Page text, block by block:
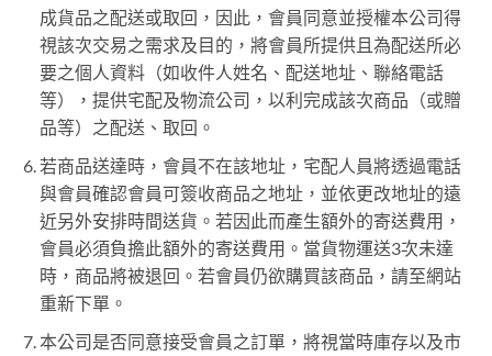
成貨品之配送或取回，因此，會員同意並授權本公司得
視該次交易之需求及目的，將會員所提供且為配送所必
要之個人資料（如收件人姓名、配送地址、聯絡電話
等），提供宅配及物流公司，以利完成該次商品（或贈
品等）之配送、取回。
若商品送達時，會員不在該地址，宅配人員將透過電話
與會員確認會員可簽收商品之地址，並依更改地址的遠
近另外安排時間送貨。若因此而產生額外的寄送費用，
會員必須負擔此額外的寄送費用。當貨物運送3次未達
時，商品將被退回。若會員仍欲購買該商品，請至網站
重新下單。
本公司是否同意接受會員之訂單，將視當時庫存以及市